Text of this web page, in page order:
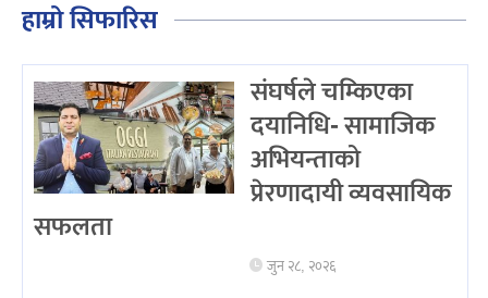
हाम्रो सिफारिस
संघर्षले चम्किएका
दयानिधि- सामाजिक
अभियन्ताको
प्रेरणादायी व्यवसायिक
सफलता
जुन २८, २०२६